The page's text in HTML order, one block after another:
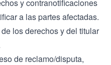
y contranotificaciones
a las partes afectadas.
los derechos y del titular
de reclamo/disputa,